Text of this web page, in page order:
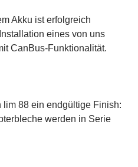
Akku ist erfolgreich
eines von uns
CanBus-Funktionalität.
88 ein endgültige Finish:
werden in Serie